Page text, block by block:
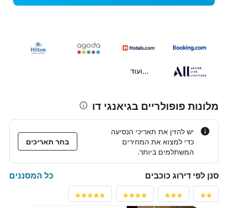
...ועוד
מלונות פופולריים בגיאנגי דו
יש להזין את תאריכי הנסיעה
כדי למצוא את המחירים
המשתלמים ביותר.
בחר תאריכים
סנן לפי דירוג כוכבים כל המסננים